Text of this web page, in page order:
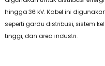
hingga 36 kV. Kabel ini
seperti gardu distribusi, sistem
tinggi, dan area industri.